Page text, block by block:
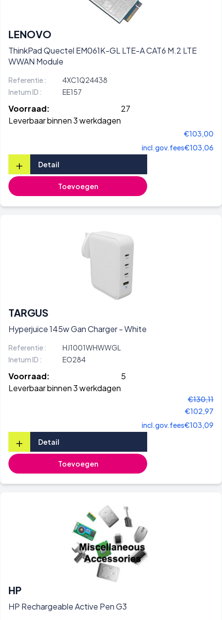
LENOVO
ThinkPad Quectel EM061K-GL LTE-A CAT6 M.2 LTE
WWAN Module
Referentie :
4XC1Q24438
Inetum ID :
EE157
Voorraad:
27
Leverbaar binnen 3 werkdagen
€103,00
incl.gov.fees€103,06
+ Detail
Toevoegen
TARGUS
Hyperjuice 145w Gan Charger - White
Referentie :
HJ1001WHWWGL
Inetum ID :
EO284
Voorraad:
5
Leverbaar binnen 3 werkdagen
€130,11
€102,97
incl.gov.fees€103,09
+ Detail
Toevoegen
HP
HP Rechargeable Active Pen G3